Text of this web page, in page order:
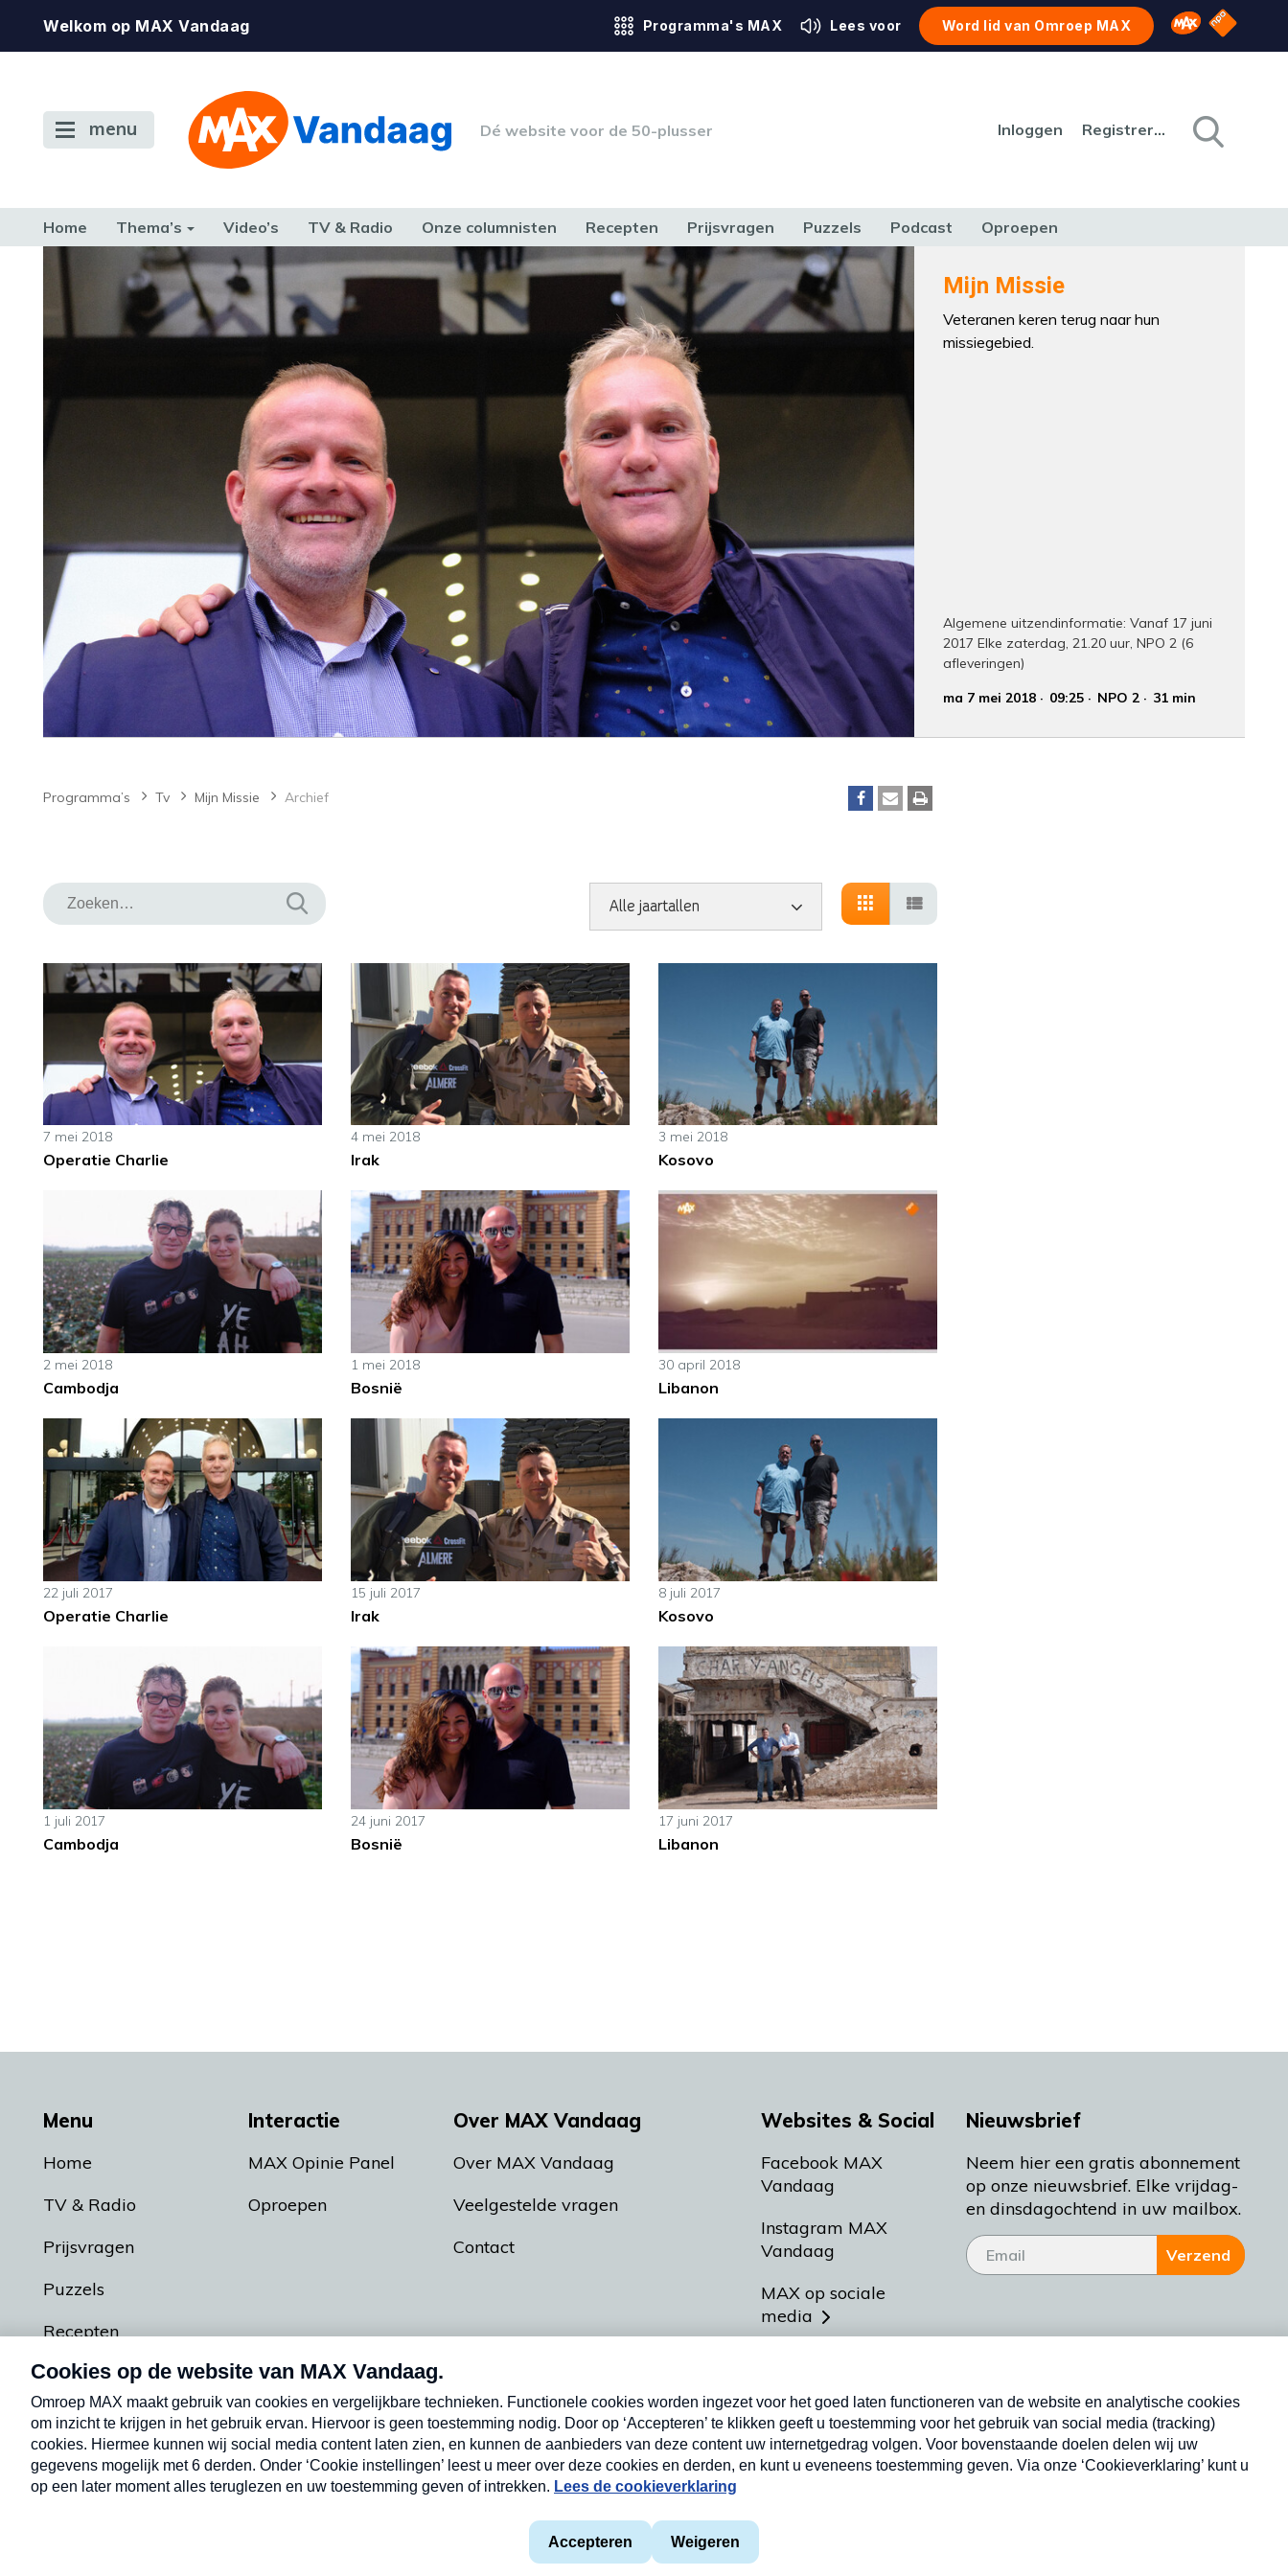
Welkom op MAX Vandaag Programma's MAX Lees voor Word lid van Omroep MAX Omroep MAX
NPO
menu Dé website voor de 50-plusser Inloggen Registreren
Home Thema’s Video’s TV & Radio Onze columnisten Recepten Prijsvragen Puzzels Podcast Oproepen
ETEN & DRINKEN FAMILIE & RELATIE GELD, WERK & RECHT GEZONDHEID & SPORT HUIS, TUIN & HOBBY MEDIA & CULTUUR
TERUG NAAR TOEN Mijn Missie
Veteranen keren terug naar hun
missiegebied.
Algemene uitzendinformatie: Vanaf 17 juni
2017 Elke zaterdag, 21.20 uur, NPO 2 (6
afleveringen)
ma 7 mei 2018
09:25 NPO 2 31 min
Programma’s Tv Mijn Missie Archief
7 mei 2018
Operatie Charlie
4 mei 2018
Irak
3 mei 2018
Kosovo
2 mei 2018
Cambodja
1 mei 2018
Bosnië
30 april 2018
Libanon
22 juli 2017
Operatie Charlie
15 juli 2017
Irak
8 juli 2017
Kosovo
1 juli 2017
Cambodja
24 juni 2017
Bosnië
17 juni 2017
Libanon
Menu
Home
TV & Radio
Prijsvragen
Puzzels
Recepten
Podcasts
Interactie
MAX Opinie Panel
Oproepen
Over MAX Vandaag
Over MAX Vandaag
Veelgestelde vragen
Contact
Websites & Social
Facebook MAX
Vandaag
Instagram MAX
Vandaag
MAX op sociale
media
Meldpunt Actueel
Heel Holland Bakt
Nieuwsbrief
Neem hier een gratis abonnement
op onze nieuwsbrief. Elke vrijdag-
en dinsdagochtend in uw mailbox.
Verzend
Privacyverklaring
Cookieverklaring
Nieuwsbrief
Neem hier een gratis abonnement op onze